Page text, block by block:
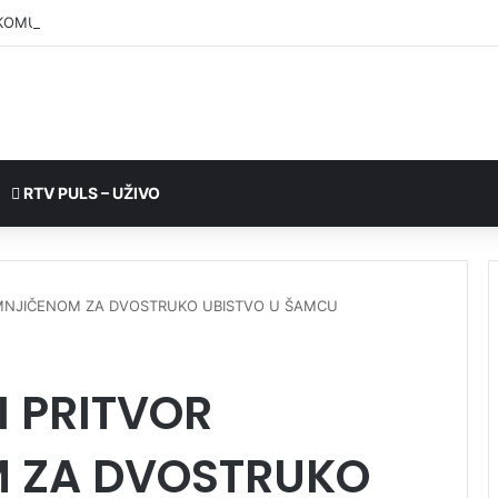
BRČKO”: Voda iz rezervoara Gajevi trenutno nije za piće
RTV PULS – UŽIVO
ZA DVOSTRUKO UBISTVO U ŠAMCU
DVOSTRUKO